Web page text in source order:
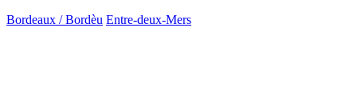
Bordeaux / Bordèu Entre-deux-Mers